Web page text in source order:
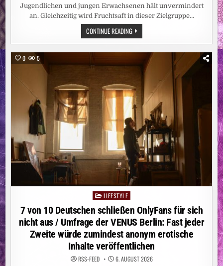
Jugendlichen und jungen Erwachsenen hält unvermindert
an. Gleichzeitig wird Fruchtsaft in dieser Zielgruppe…
CONTINUE READINGGEN
Z
TRINKT
MOCKTAILS
UND
FRUCHTSAFT
0 5
PostedLIFESTYLE
7 von 10 Deutschen schließen OnlyFans für sich
nicht aus / Umfrage der VENUS Berlin: Fast jeder
Zweite würde zumindest anonym erotische
Inhalte veröffentlichen
RSS-FEED 6. AUGUST 2026